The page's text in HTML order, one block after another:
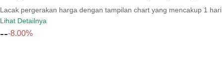
Lacak pergerakan harga dengan tampilan chart yang mencakup 1
Lihat Detailnya
---8.00%